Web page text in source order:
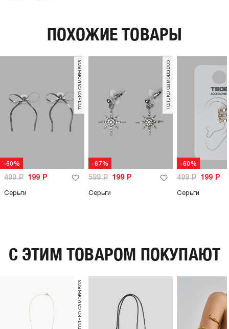
ПОХОЖИЕ ТОВАРЫ
-60%
только самовывоз
499Р 199 Р
Серьги
-67%
только самовывоз
599Р 199 Р
Серьги
-60%
499Р 199 Р
Серьги
C ЭТИМ ТОВАРОМ ПОКУПАЮТ
только самовывоз